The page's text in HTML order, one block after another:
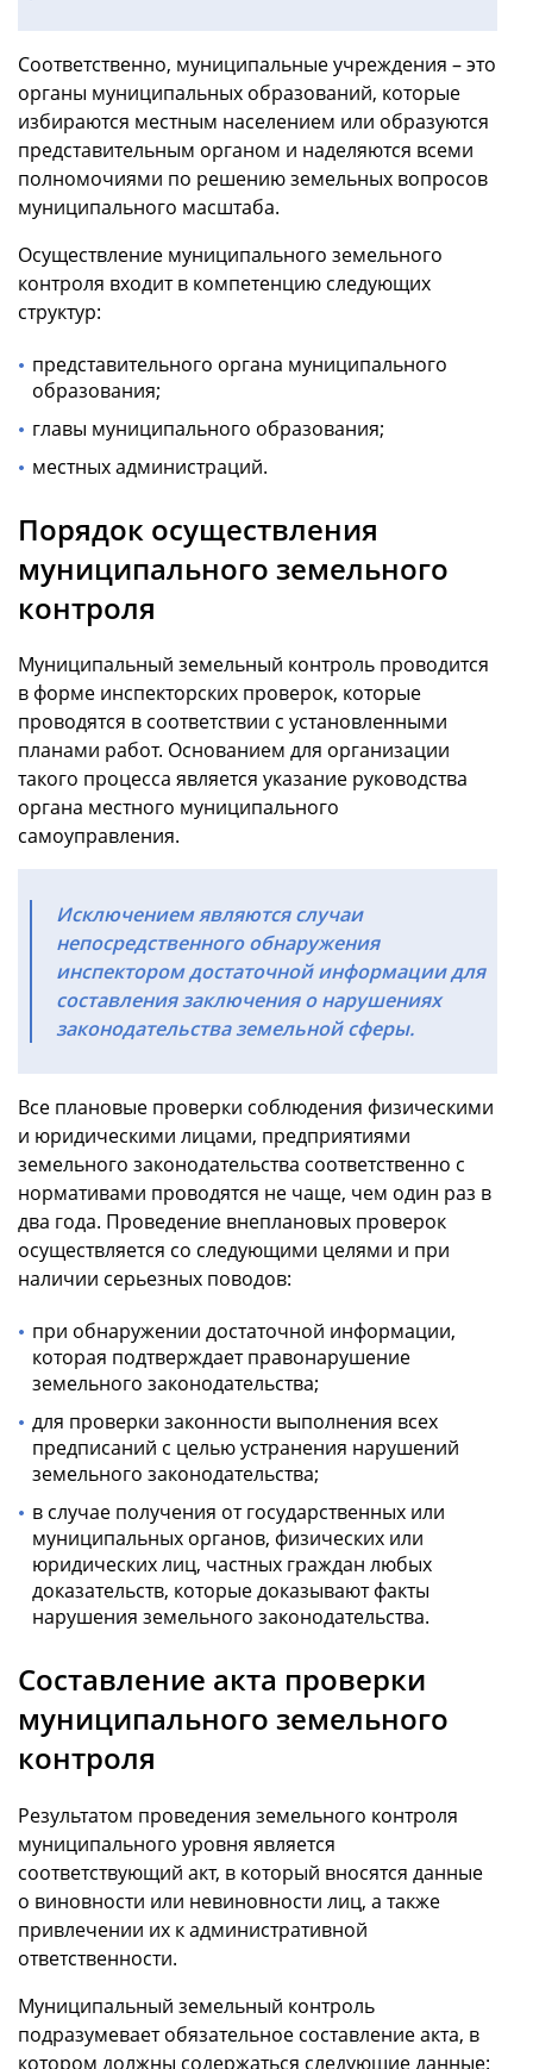
Соответственно, муниципальные учреждения – это
органы муниципальных образований, которые
избираются местным населением или образуются
представительным органом и наделяются всеми
полномочиями по решению земельных вопросов
муниципального масштаба.
Осуществление муниципального земельного
контроля входит в компетенцию следующих
структур:
представительного органа муниципального
образования;
главы муниципального образования;
местных администраций.
Порядок осуществления
муниципального земельного
контроля
Муниципальный земельный контроль проводится
в форме инспекторских проверок, которые
проводятся в соответствии с установленными
планами работ. Основанием для организации
такого процесса является указание руководства
органа местного муниципального
самоуправления.
Исключением являются случаи
непосредственного обнаружения
инспектором достаточной информации для
составления заключения о нарушениях
законодательства земельной сферы.
Все плановые проверки соблюдения физическими
и юридическими лицами, предприятиями
земельного законодательства соответственно с
нормативами проводятся не чаще, чем один раз в
два года. Проведение внеплановых проверок
осуществляется со следующими целями и при
наличии серьезных поводов:
при обнаружении достаточной информации,
которая подтверждает правонарушение
земельного законодательства;
для проверки законности выполнения всех
предписаний с целью устранения нарушений
земельного законодательства;
в случае получения от государственных или
муниципальных органов, физических или
юридических лиц, частных граждан любых
доказательств, которые доказывают факты
нарушения земельного законодательства.
Составление акта проверки
муниципального земельного
контроля
Результатом проведения земельного контроля
муниципального уровня является
соответствующий акт, в который вносятся данные
о виновности или невиновности лиц, а также
привлечении их к административной
ответственности.
Муниципальный земельный контроль
подразумевает обязательное составление акта, в
котором должны содержаться следующие данные: